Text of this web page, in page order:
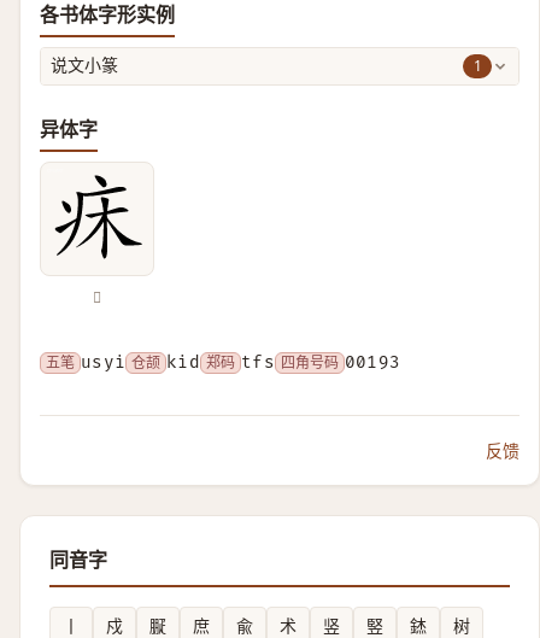
各书体字形实例
说文小篆 1
异体字
𤴷
五笔 usyi 仓颉 kid 郑码 tfs 四角号码 00193
反馈
同音字
丨 戍 㽰 庶 兪 术 竖 竪 錰
树